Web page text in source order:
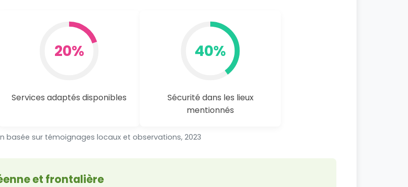
20%
Services adaptés disponibles
40%
Sécurité dans les lieux
mentionnés
basée sur témoignages locaux et observations, 2023
et frontalière